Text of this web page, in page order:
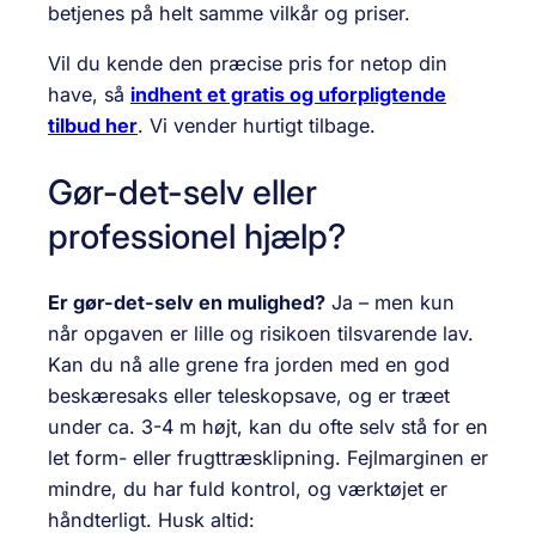
betjenes på helt samme vilkår og priser.
Vil du kende den præcise pris for netop din
have, så indhent et gratis og uforpligtende
tilbud her. Vi vender hurtigt tilbage.
Gør-det-selv eller
professionel hjælp?
Er gør-det-selv en mulighed? Ja – men kun
når opgaven er lille og risikoen tilsvarende lav.
Kan du nå alle grene fra jorden med en god
beskæresaks eller teleskop­save, og er træet
under ca. 3-4 m højt, kan du ofte selv stå for en
let form- eller frugttræsklipning. Fejlmarginen er
mindre, du har fuld kontrol, og værktøjet er
håndterligt. Husk altid: